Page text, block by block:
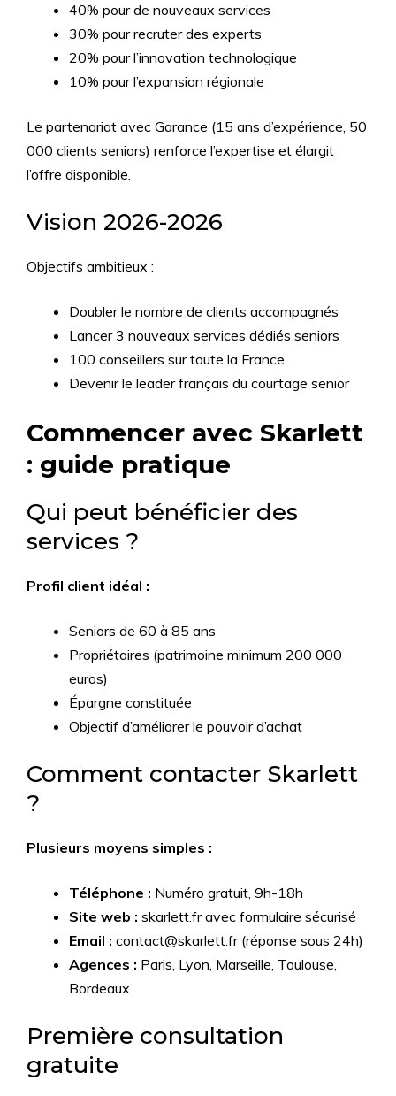
40% pour de nouveaux services
30% pour recruter des experts
20% pour l’innovation technologique
10% pour l’expansion régionale
Le partenariat avec Garance (15 ans d’expérience, 50
000 clients seniors) renforce l’expertise et élargit
l’offre disponible.
Vision 2026-2026
Objectifs ambitieux :
Doubler le nombre de clients accompagnés
Lancer 3 nouveaux services dédiés seniors
100 conseillers sur toute la France
Devenir le leader français du courtage senior
Commencer avec Skarlett
: guide pratique
Qui peut bénéficier des
services ?
Profil client idéal :
Seniors de 60 à 85 ans
Propriétaires (patrimoine minimum 200 000
euros)
Épargne constituée
Objectif d’améliorer le pouvoir d’achat
Comment contacter Skarlett
?
Plusieurs moyens simples :
Téléphone : Numéro gratuit, 9h-18h
Site web : skarlett.fr avec formulaire sécurisé
Email : contact@skarlett.fr (réponse sous 24h)
Agences : Paris, Lyon, Marseille, Toulouse,
Bordeaux
Première consultation
gratuite